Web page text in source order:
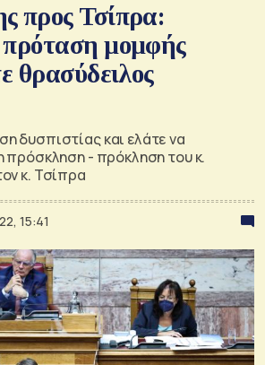
προς Τσίπρα:
μομφής
θρασύδειλος
δυσπιστίας και ελάτε να
πρόσκληση - πρόκληση του κ.
κ. Τσίπρα
15:41